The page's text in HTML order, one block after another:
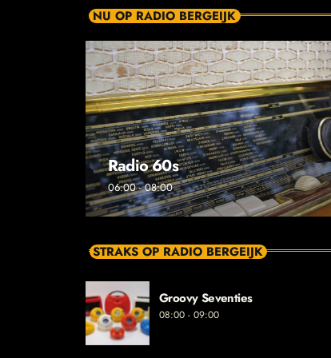
NU OP RADIO BERGEIJK
Radio 60s
06:00 - 08:00
STRAKS OP RADIO BERGEIJK
Groovy Seventies
08:00 - 09:00